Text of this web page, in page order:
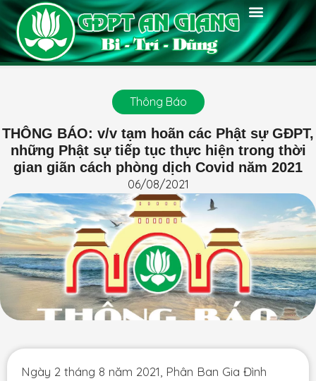
Thông Báo
THÔNG BÁO: v/v tạm hoãn các Phật sự GĐPT,
những Phật sự tiếp tục thực hiện trong thời
gian giãn cách phòng dịch Covid năm 2021
06/08/2021
Ngày 2 tháng 8 năm 2021, Phân Ban Gia Đình